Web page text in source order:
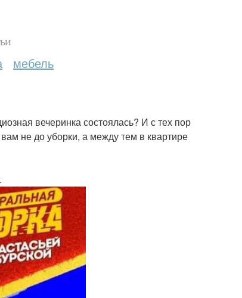
мебель
вечеринка состоялась? И с тех пор
не до уборки, а между тем в квартире